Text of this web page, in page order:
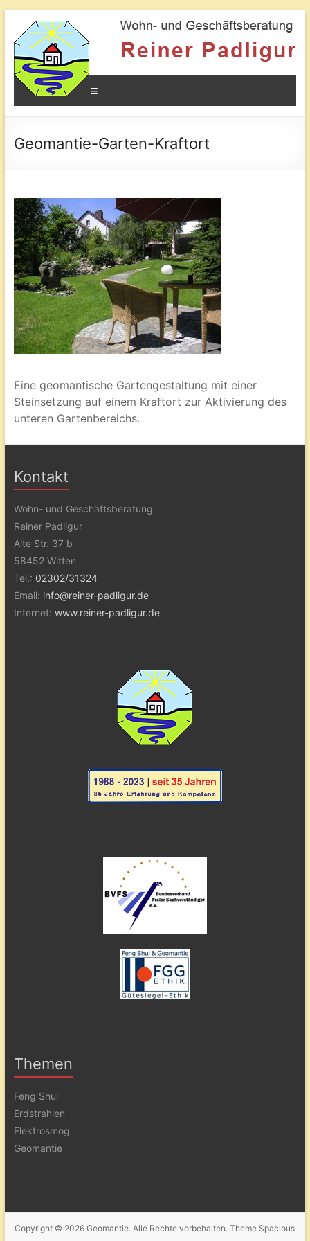
Geomantie
Kraftorte
und
die
Wirkung
den
Geomantie-Garten-Kraftort
Eine geomantische Gartengestaltung mit einer
Steinsetzung auf einem Kraftort zur Aktivierung des
unteren Gartenbereichs.
Kontakt
Wohn- und Geschäftsberatung
Reiner Padligur
Alte Str. 37 b
58452 Witten
Tel.: 02302/31324
Email: info@reiner-padligur.de
Internet: www.reiner-padligur.de
Themen
Feng Shui
Erdstrahlen
Elektrosmog
Geomantie
Copyright © 2026Geomantie. Alle Rechte vorbehalten. Theme Spacious